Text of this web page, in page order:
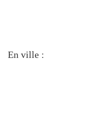
En ville :